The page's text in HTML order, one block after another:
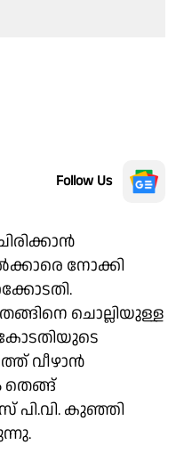
Follow Us
നോക്കി
ചൊല്ലിയുള്ള
വീഴാൻ
തെങ്ങ്
പി.വി. കുഞ്ഞി